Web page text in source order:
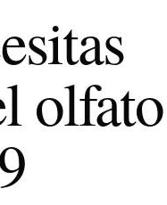
olfato